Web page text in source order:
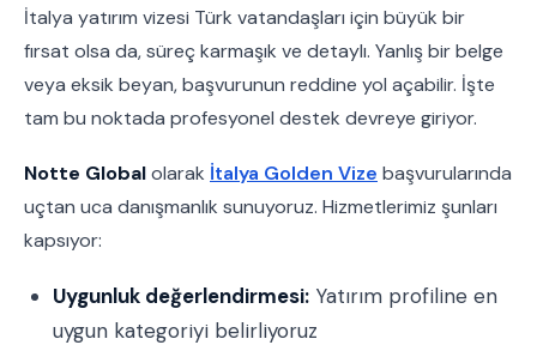
İtalya yatırım vizesi Türk vatandaşları için büyük bir
fırsat olsa da, süreç karmaşık ve detaylı. Yanlış bir belge
veya eksik beyan, başvurunun reddine yol açabilir. İşte
tam bu noktada profesyonel destek devreye giriyor.
Notte Globalolarak İtalya Golden Vize başvurularında
uçtan uca danışmanlık sunuyoruz. Hizmetlerimiz şunları
kapsıyor:
Uygunluk değerlendirmesi: Yatırım profiline en
uygun kategoriyi belirliyoruz